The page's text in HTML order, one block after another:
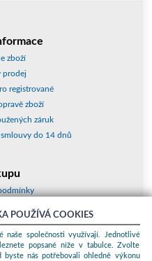
zboží
prodej
registrované
zboží
záruk
do 14 dnů
adresy
POUŽÍVÁ COOKIES
naše společnosti využívají. Jednotlivé
popsané níže v tabulce. Zvolte
byste nás potřebovali ohledně výkonu